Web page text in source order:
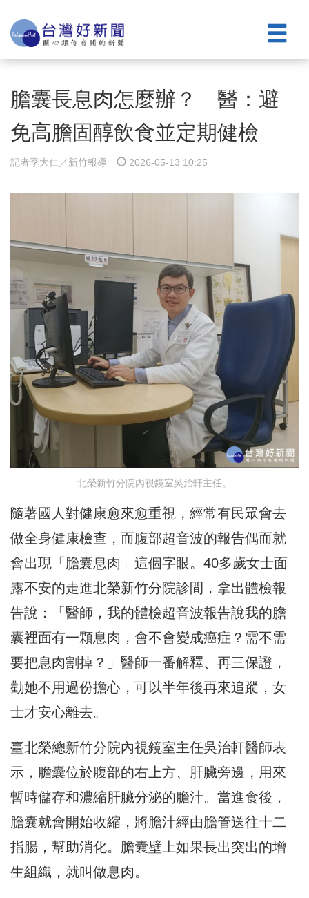
膽囊長息肉怎麼辦？ 醫：避
免高膽固醇飲食並定期健檢
記者季大仁／新竹報導 2026-05-13 10:25
北榮新竹分院內視鏡室吳治軒主任。
隨著國人對健康愈來愈重視，經常有民眾會去
做全身健康檢查，而腹部超音波的報告偶而就
會出現「膽囊息肉」這個字眼。40多歲女士面
露不安的走進北榮新竹分院診間，拿出體檢報
告說：「醫師，我的體檢超音波報告說我的膽
囊裡面有一顆息肉，會不會變成癌症？需不需
要把息肉割掉？」醫師一番解釋、再三保證，
勸她不用過份擔心，可以半年後再來追蹤，女
士才安心離去。
臺北榮總新竹分院內視鏡室主任吳治軒醫師表
示，膽囊位於腹部的右上方、肝臟旁邊，用來
暫時儲存和濃縮肝臟分泌的膽汁。當進食後，
膽囊就會開始收縮，將膽汁經由膽管送往十二
指腸，幫助消化。膽囊壁上如果長出突出的增
生組織，就叫做息肉。